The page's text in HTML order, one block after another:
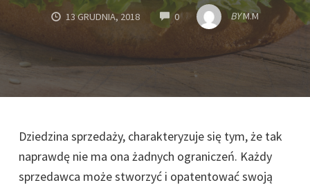
13 GRUDNIA, 2018 0COMMENTS BYM.M
Dziedzina sprzedaży, charakteryzuje się tym, że tak
naprawdę nie ma ona żadnych ograniczeń. Każdy
sprzedawca może stworzyć i opatentować swoją